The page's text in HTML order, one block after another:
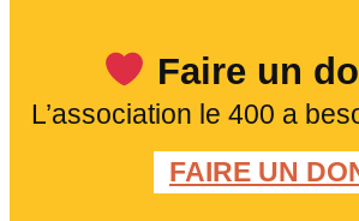
Faire un
L’association le 400 a
FAIRE UN